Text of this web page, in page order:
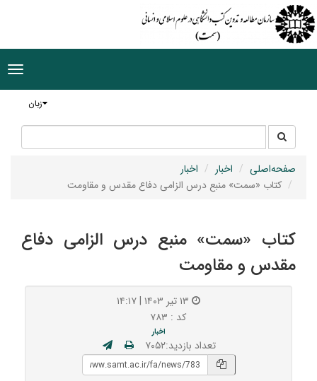
زبان
جستجو
در
سایت
صفحه‌اصلی اخبار
اخبار
کتاب «سمت» منبع درس الزامی دفاع مقدس و مقاومت
کتاب «سمت» منبع درس الزامی دفاع
مقدس و مقاومت
کد : ۷۸۳
اخبار
تعداد بازدید:۷۰۵۲